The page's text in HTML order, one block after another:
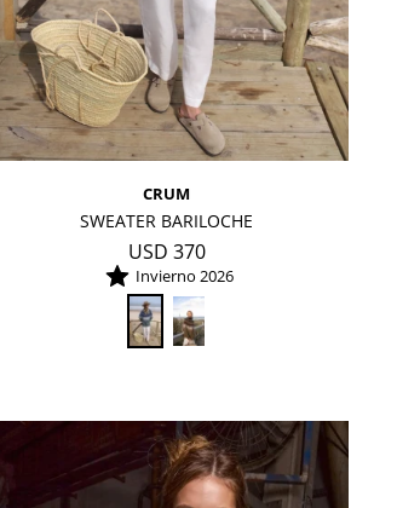
CRUM
SWEATER BARILOCHE
USD 370
Invierno 2026